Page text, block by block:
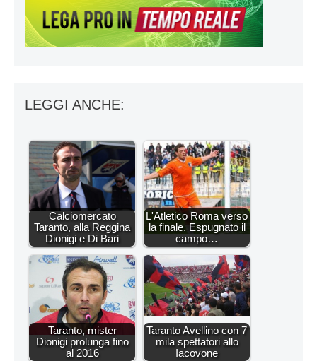
LEGGI ANCHE:
Calciomercato
Taranto, alla Reggina
Dionigi e Di Bari
L'Atletico Roma verso
la finale. Espugnato il
campo…
Taranto, mister
Dionigi prolunga fino
al 2016
Taranto Avellino con 7
mila spettatori allo
Iacovone